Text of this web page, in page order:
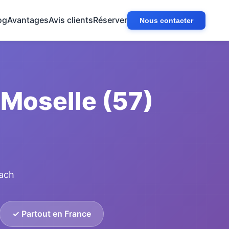
AvantagesAvis clientsRéserver Nous contacter
(57)
✓ Partout en France